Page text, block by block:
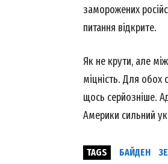
заморожених
питання відкрите.
Як не крути, але
міцність. Для обох
щось серйозніше.
Америки сильний
TAGS БАЙДЕН